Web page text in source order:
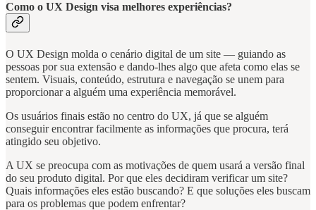
Como o UX Design visa melhores experiências?
O UX Design molda o cenário digital de um site — guiando as
pessoas por sua extensão e dando-lhes algo que afeta como elas se
sentem. Visuais, conteúdo, estrutura e navegação se unem para
proporcionar a alguém uma experiência memorável.
Os usuários finais estão no centro do UX, já que se alguém
conseguir encontrar facilmente as informações que procura, terá
atingido seu objetivo.
A UX se preocupa com as motivações de quem usará a versão final
do seu produto digital. Por que eles decidiram verificar um site?
Quais informações eles estão buscando? E que soluções eles buscam
para os problemas que podem enfrentar?